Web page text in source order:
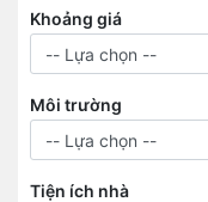
Khoảng giá
Môi trường
Tiện ích nhà